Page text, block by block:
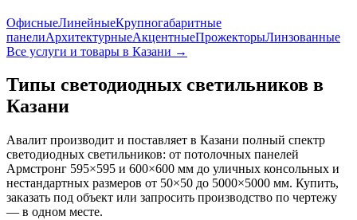
ОфисныеЛинейныеКрупногабаритные
панелиАрхитектурныеАкцентныеПрожекторыЛинзованные
Все услуги и товары в Казани →
Типы светодиодных светильников в
Казани
Авалит производит и поставляет в Казани полный спектр
светодиодных светильников: от потолочных панелей
Армстронг 595×595 и 600×600 мм до уличных консольных и
нестандартных размеров от 50×50 до 5000×5000 мм. Купить,
заказать под объект или запросить производство по чертежу
— в одном месте.